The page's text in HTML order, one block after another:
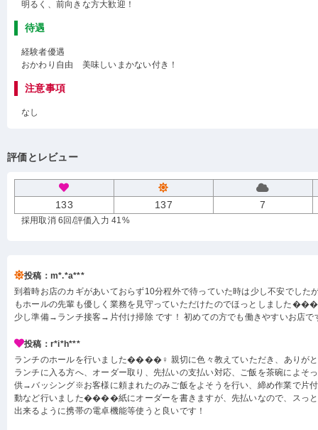
明るく、前向きな方大歓迎！
待遇
経験者優遇
おかわり自由 美味しいまかない付き！
注意事項
なし
評価とレビュー
133 137 7
採用取消 6回 /評価入力 41%
投稿：m*.*a***
到着時お店のカギがあいておらず10分程外で待っていた時は少し不安でした
もホールの先輩も優しく業務を見守っていただけたのでほっとしました
少し準備→ランチ接客→片付け掃除 です！ 初めての方でも働きやすいお
投稿：r*i*h***
ランチのホールを行いました����‍♀️ 親切に色々教えていただき、あり
ランチに入る方へ、オーダー取り、先払いの支払い対応、ご飯を茶碗によそ
供→バッシング※お客様に頼まれたのみご飯をよそうを行い、締め作業で片
動など行いました����紙にオーダーを書きますが、先払いなので、スっ
出来るように携帯の電卓機能等使うと良いです！